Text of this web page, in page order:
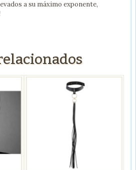
a su máximo exponente,